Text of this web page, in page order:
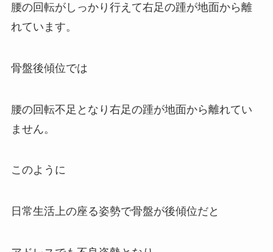
腰の回転がしっかり行えて右足の踵が地面から離
れています。
骨盤後傾位では
腰の回転不足となり右足の踵が地面から離れてい
ません。
このように
日常生活上の座る姿勢で骨盤が後傾位だと